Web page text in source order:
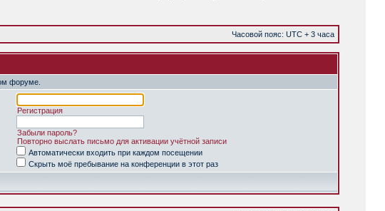
Часовой пояс: UTC + 3 часа
форуме.
Регистрация
Забыли пароль?
Повторно выслать письмо для активации учётной записи
Автоматически входить при каждом посещении
Скрыть моё пребывание на конференции в этот раз